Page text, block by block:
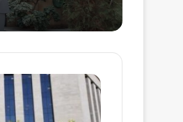
الإسكان:
الإثنين
المقبل